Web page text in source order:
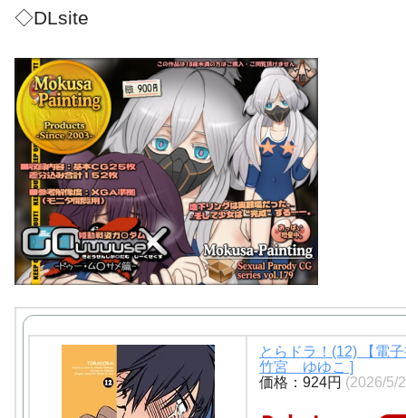
◇DLsite
とらドラ！(12) 【電
竹宮 ゆゆこ ]
価格：924円 (2026/5/